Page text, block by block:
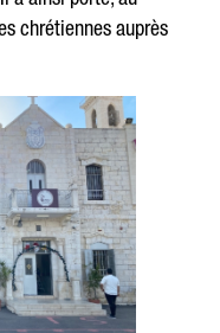
chrétiennes auprès